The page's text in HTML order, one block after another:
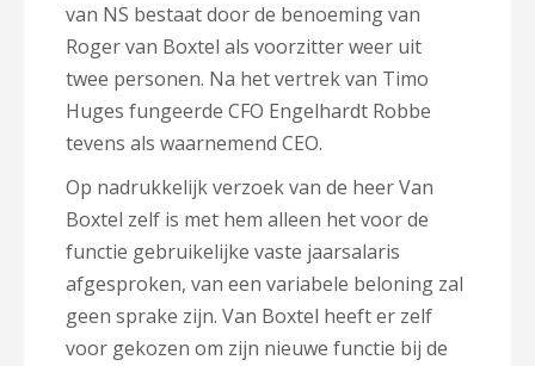
van NS bestaat door de benoeming van
Roger van Boxtel als voorzitter weer uit
twee personen. Na het vertrek van Timo
Huges fungeerde CFO Engelhardt Robbe
tevens als waarnemend CEO.
Op nadrukkelijk verzoek van de heer Van
Boxtel zelf is met hem alleen het voor de
functie gebruikelijke vaste jaarsalaris
afgesproken, van een variabele beloning zal
geen sprake zijn. Van Boxtel heeft er zelf
voor gekozen om zijn nieuwe functie bij de